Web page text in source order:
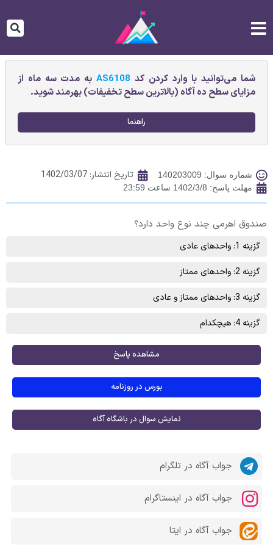
شما می‌توانید با وارد کردن کد AS6108به مدت سه ماه از
مزایای سطح ده آگاه (بالاترین سطح تخفیفات) بهرمند شوید.
راهنما
شماره سوال: 140203009 تاریخ انتشار: 1402/03/07
مهلت پاسخ: 1402/3/8 ساعت 23:59
صندوق اهرمی چند نوع واحد دارد؟
گزینه 1: واحدهای عادی
گزینه 2: واحدهای ممتاز
گزینه 3: واحدهای ممتاز و عادی
گزینه 4: هیچکدام
مشاهده پاسخ
بورس در روزنامه
نمایش سوال در باشگاه آگاه
جواب آگاه در تلگرام
جواب آگاه در اینستاگرام
جواب آگاه در ایتا